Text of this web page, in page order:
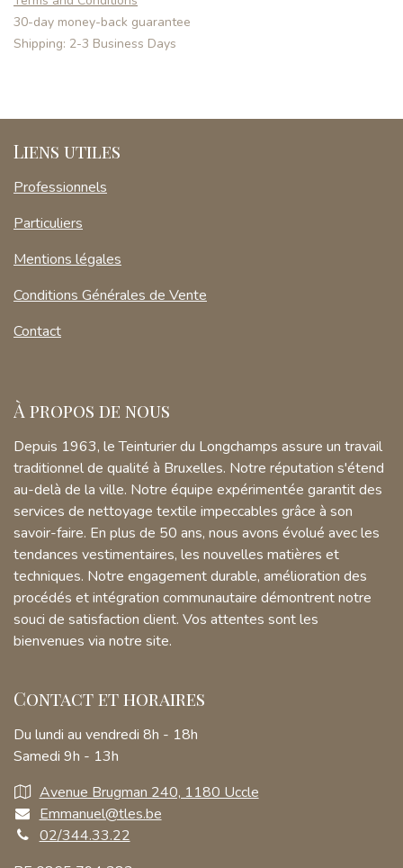
30-day money-back guarantee
Shipping: 2-3 Business Days
Liens utiles
Professionnels
Particuliers
Mentions légales
Conditions Générales de Vente
Contact
À propos de nous
Depuis 1963, le Teinturier du Longchamps assure un travail
traditionnel de qualité à Bruxelles. Notre réputation s'étend
au-delà de la ville. Notre équipe expérimentée garantit des
services de nettoyage textile impeccables grâce à son
savoir-faire. En plus de 50 ans, nous avons évolué avec les
tendances vestimentaires, les nouvelles matières et
techniques. Notre engagement durable, amélioration des
procédés et intégration communautaire démontrent notre
souci de satisfaction client. Vos attentes sont les
bienvenues via notre site.
Contact et horaires
Du lundi au vendredi 8h - 18h
Samedi 9h - 13h
Avenue Brugman 240, 1180 Uccle
Emmanuel@tles.be
02/344.33.22